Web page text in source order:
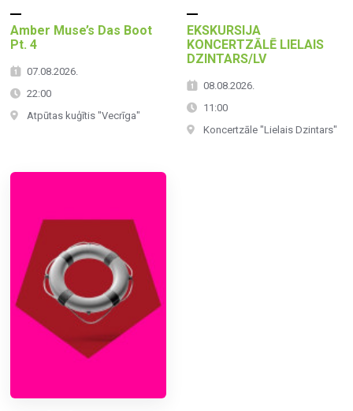
Amber Muse’s Das Boot
Pt. 4
07.08.2026.
22:00
Atpūtas kuģītis "Vecrīga"
EKSKURSIJA
KONCERTZĀLĒ LIELAIS
DZINTARS/LV
08.08.2026.
11:00
Koncertzāle "Lielais Dzintars"